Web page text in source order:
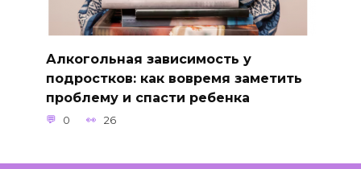
Алкогольная зависимость у
подростков: как вовремя заметить
проблему и спасти ребенка
0 26